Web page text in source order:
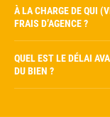
À LA CHARGE DE QUI
FRAIS D’AGENCE ?
QUEL EST LE DÉLAI
DU BIEN ?